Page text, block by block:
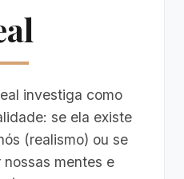
investiga como
se ela existe
(realismo) ou se
mentes e